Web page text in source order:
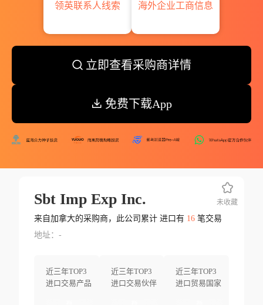
领英联系人线索
海外企业工商信息
立即查看采购商详情
免费下载App
Sbt Imp Exp Inc.
来自加拿大的采购商，此公司累计 进口有 16笔交易
地址：-
近三年TOP3
进口交易产品
近三年TOP3
进口交易伙伴
近三年TOP3
进口贸易国家
未收藏